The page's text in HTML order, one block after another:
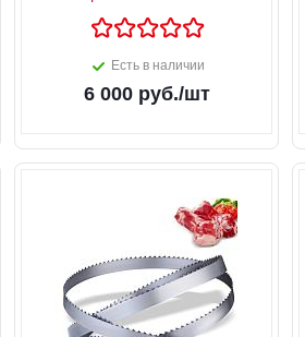
Есть в наличии
6 000 руб./шт